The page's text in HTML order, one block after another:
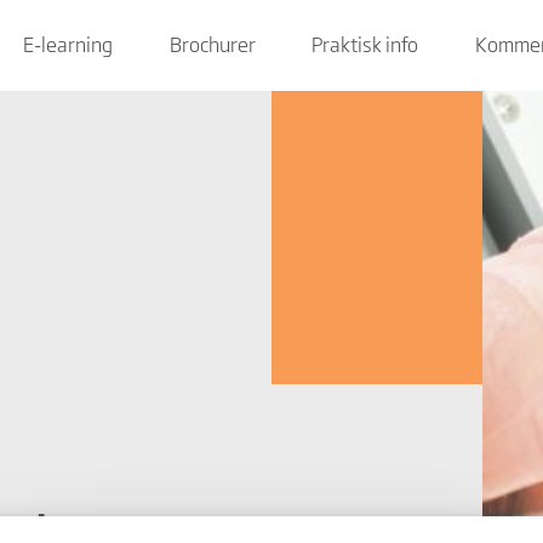
E-learning Brochurer Praktisk info